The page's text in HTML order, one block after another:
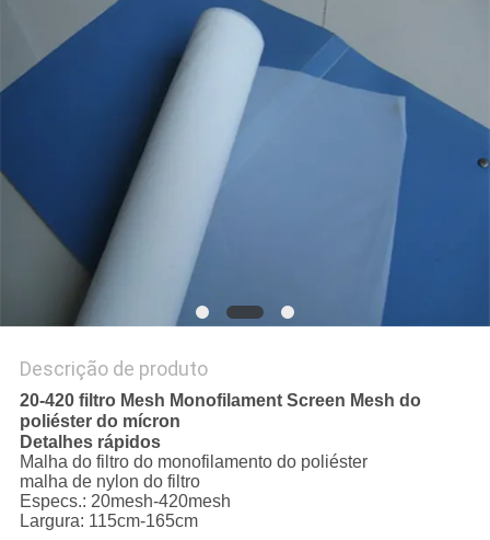
PRIVACY
POLICY
Descrição de produto
20-420 filtro Mesh Monofilament Screen Mesh do
poliéster do mícron
Detalhes rápidos
Malha do filtro do monofilamento do poliéster
malha de nylon do filtro
Especs.: 20mesh-420mesh
Largura: 115cm-165cm